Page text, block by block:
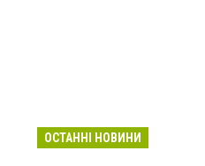
ОСТАННІ НОВИНИ